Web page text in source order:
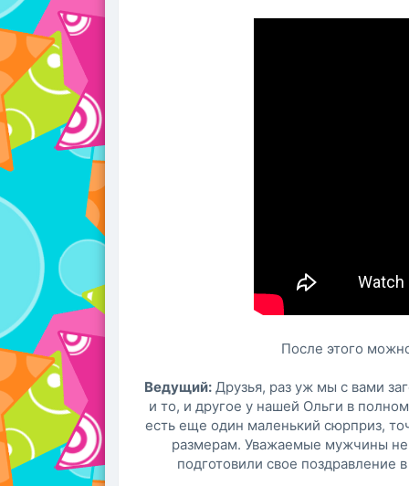
После этого
Ведущий: Друзья, раз уж мы с вами
и то, и другое у нашей Ольги в
есть еще один маленький сюрприз,
размерам. Уважаемые мужчины не
подготовили свое поздравление